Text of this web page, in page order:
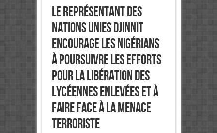
Le Représentant des
Nations Unies Djinnit
encourage les nigérians
à poursuivre les efforts
pour la libération des
lycéennes enlevées et à
faire face à la menace
terroriste